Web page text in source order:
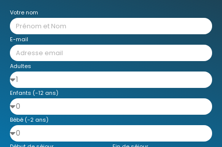
Votre nom
E-mail
Adultes
Enfants (-12 ans)
Bébé (-2 ans)